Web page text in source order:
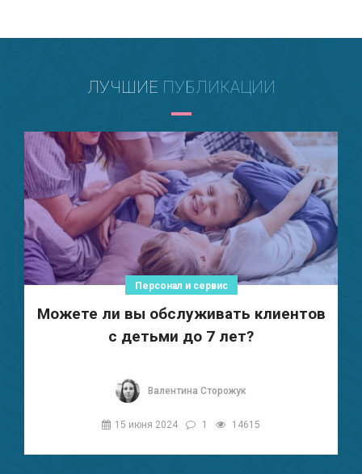
ЛУЧШИЕ ПУБЛИКАЦИИ
Персонал и сервис
Можете ли вы обслуживать клиентов
с детьми до 7 лет?
Валентина Сторожук
15 июня 2024 1 14615